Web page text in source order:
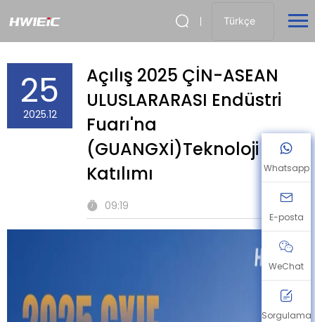
Türkçe
25
2025.12
Açılış 2025 ÇİN-ASEAN
ULUSLARARASI Endüstri
Fuarı'na
(GUANGXİ)Teknoloji
Katılımı
09:19
Whatsapp
E-posta
WeChat
Sorgulama